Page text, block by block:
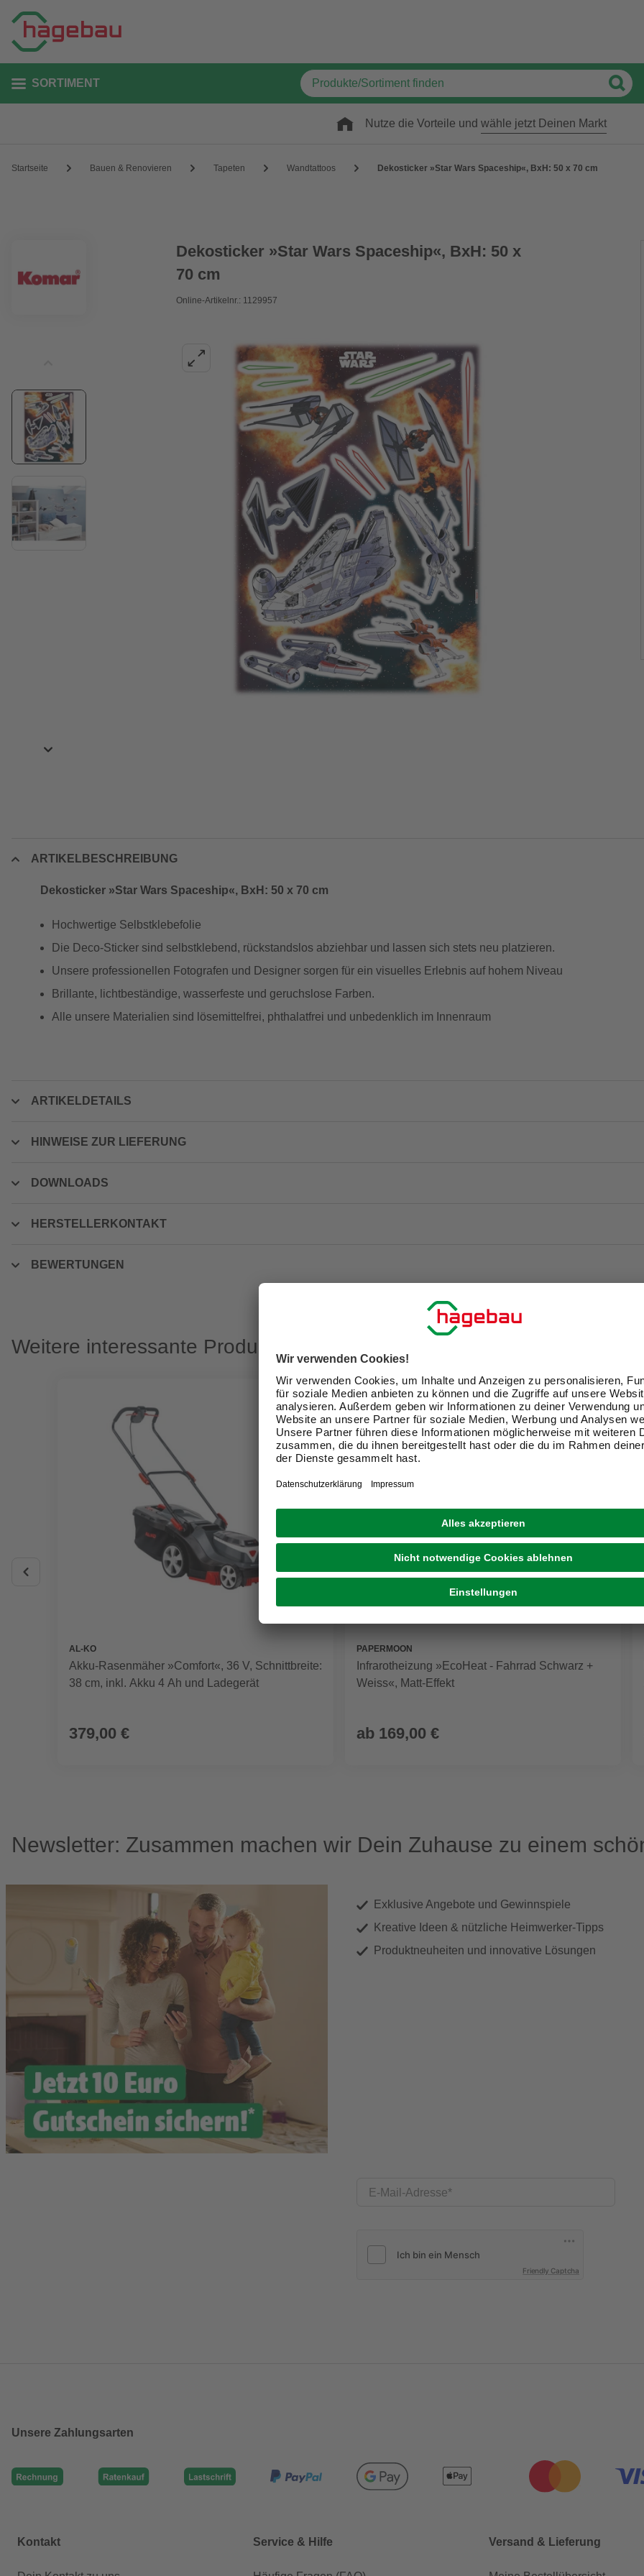
SORTIMENT
Nutze die Vorteile und wähle jetzt Deinen Markt
Startseite Bauen & Renovieren Tapeten Wandtattoos Dekosticker »Star Wars Spaceship«, BxH: 50 x 70 cm
Dekosticker »Star Wars Spaceship«, BxH: 50 x
70 cm
Online-Artikelnr.: 1129957
ARTIKELBESCHREIBUNG
Dekosticker »Star Wars Spaceship«, BxH: 50 x 70 cm
Hochwertige Selbstklebefolie
Die Deco-Sticker sind selbstklebend, rückstandslos abziehbar und lassen sich stets neu platzieren.
Unsere professionellen Fotografen und Designer sorgen für ein visuelles Erlebnis auf hohem Niveau
Brillante, lichtbeständige, wasserfeste und geruchslose Farben.
Alle unsere Materialien sind lösemittelfrei, phthalatfrei und unbedenklich im Innenraum
ARTIKELDETAILS
HINWEISE ZUR LIEFERUNG
DOWNLOADS
HERSTELLERKONTAKT
BEWERTUNGEN
Weitere interessante Produkte
AL-KO
Akku-Rasenmäher »Comfort«, 36 V, Schnittbreite:
38 cm, inkl. Akku 4 Ah und Ladegerät
379,00 €
PAPERMOON
Infrarotheizung »EcoHeat - Fahrrad Schwarz +
Weiss«, Matt-Effekt
ab 169,00 €
Newsletter: Zusammen machen wir Dein Zuhause zu einem
Exklusive Angebote und Gewinnspiele
Kreative Ideen & nützliche Heimwerker-Tipps
Produktneuheiten und innovative Lösungen
E-Mail-Adresse
Friendly Captcha
Unsere Zahlungsarten
Kontakt Service & Hilfe Versand & Lieferung